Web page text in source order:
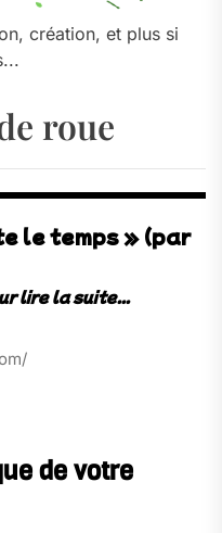
création, et plus si
roue
le temps » (par
de votre